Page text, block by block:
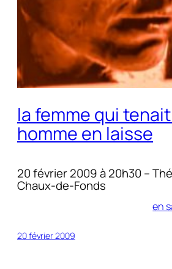
la femme qui
homme en laisse
20 février 2009 à 20h30 –
Chaux-de-Fonds
en
20 février 2009